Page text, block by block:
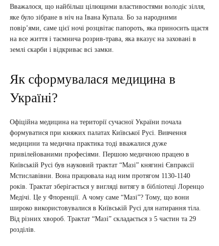
Вважалося, що найбільш цілющими властивостями володіє зілля,
яке було зібране в ніч на Івана Купала. Бо за народними
повір’ями, саме цієї ночі розцвітає папороть, яка приносить щастя
на все життя і таємнича розрив-трава, яка вказує на заховані в
землі скарби і відкриває всі замки.
Як сформувалася медицина в
Україні?
Офіційна медицина на території сучасної України почала
формуватися при княжих палатах Київської Русі. Вивчення
медицини та медична практика тоді вважалися дуже
привілейованими професіями. Першою медичною працею в
Київській Русі був науковий трактат “Мазі” княгині Євпраксії
Мстиславівни. Вона працювала над ним протягом 1130-1140
років. Трактат зберігається у вигляді витягу в бібліотеці Лоренцо
Медічі. Це у Флоренції. А чому саме “Мазі”? Тому, що вони
широко використовувалися в Київській Русі для натирання тіла.
Від різних хвороб. Трактат “Мазі” складається з 5 частин та 29
розділів.